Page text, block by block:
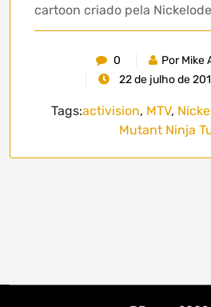
cartoon criado pela
0
Por Mike
22 de julho de
Tags:activision, MTV,
Mutant Ninja